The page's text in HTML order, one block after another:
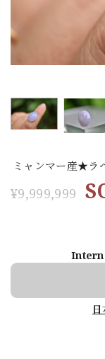
ミャンマー産★ラ
¥9,999,999